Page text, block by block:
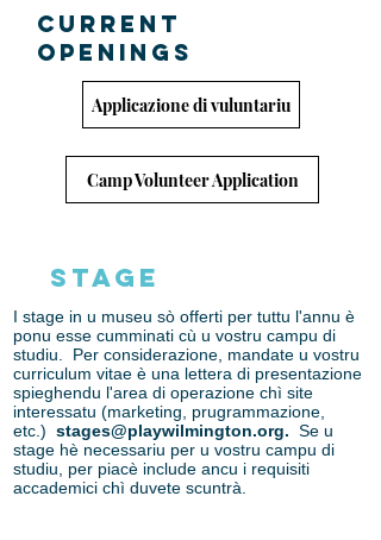
CURRENT
OPENINGS
Applicazione di vuluntariu
Camp Volunteer Application
Stage
I stage in u museu sò offerti per tuttu l'annu è
ponu esse cumminati cù u vostru campu di
studiu.
Per considerazione, mandate u vostru
curriculum vitae è una lettera di presentazione
spieghendu l'area di operazione chì site
interessatu (marketing, prugrammazione,
etc.) stages@playwilmington.org. Se u
stage hè necessariu per u vostru campu di
studiu, per piacè include ancu i requisiti
accademici chì duvete scuntrà.